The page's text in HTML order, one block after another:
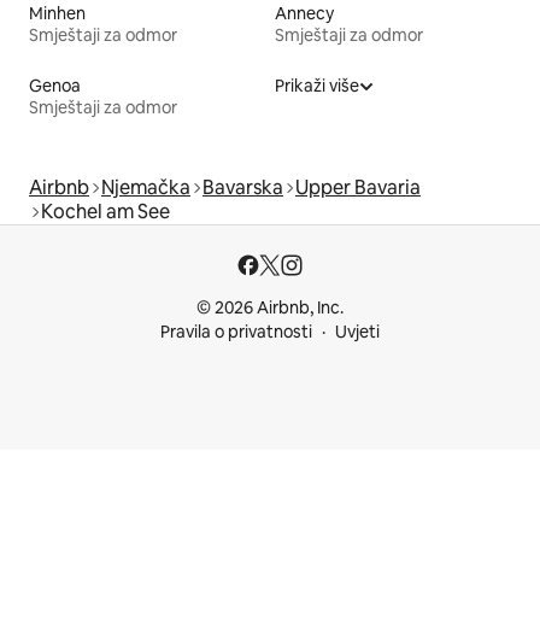
Minhen
Smještaji za odmor
Annecy
Smještaji za odmor
Genoa
Smještaji za odmor
Prikaži više
Airbnb Njemačka Bavarska Upper Bavaria
Kochel am See
© 2026 Airbnb, Inc.
Pravila o privatnosti
Uvjeti